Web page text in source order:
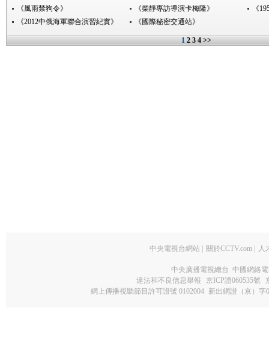
《風雨禁狗令》
《柴靜專訪導演卡梅隆》
《
《2012中俄海軍聯合演習紀實》
《國際秘密交通站》
1 2 3 4 >>
中央電視台網站 關於CCTV.com 人
中央廣播電視總台 中國網絡
違法和不良信息舉報
京ICP證060535號
網上傳播視聽節目許可證號 0102004 新出網證（京）